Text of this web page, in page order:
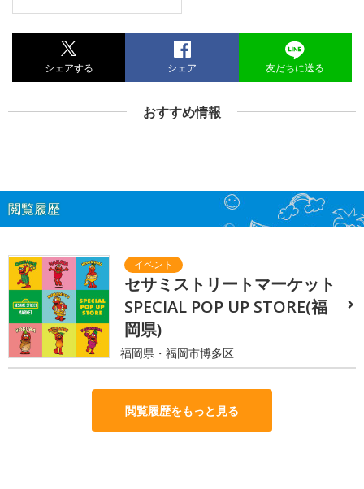
シェアする シェア 友だちに送る
おすすめ情報
閲覧履歴
セサミストリートマーケット
SPECIAL POP UP STORE(福
岡県)
福岡県・福岡市博多区
閲覧履歴をもっと見る